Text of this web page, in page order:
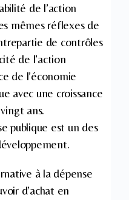
de l’action
mêmes réflexes de
de contrôles
de l’action
de l’économie
avec une croissance
ans.
publique est un des
à la dépense
d’achat en